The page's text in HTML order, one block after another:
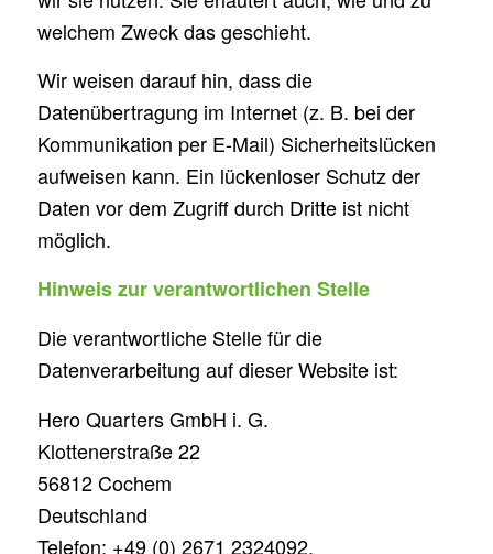
welchem Zweck das geschieht.
Wir weisen darauf hin, dass die
Datenübertragung im Internet (z. B. bei der
Kommunikation per E-Mail) Sicherheitslücken
aufweisen kann. Ein lückenloser Schutz der
Daten vor dem Zugriff durch Dritte ist nicht
möglich.
Hinweis zur verantwortlichen Stelle
Die verantwortliche Stelle für die
Datenverarbeitung auf dieser Website ist:
Hero Quarters GmbH i. G.
Klottenerstraße 22
56812 Cochem
Deutschland
Telefon: +49 (0) 2671 2324092.